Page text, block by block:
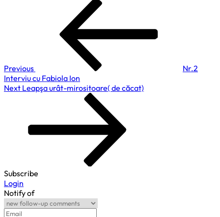
Francisc
Vasile
Previous
Nr.2
Interviu cu Fabiola Ion
Next
Next Leapşa urât-mirositoare( de căcat)
Subscribe
Login
Notify of